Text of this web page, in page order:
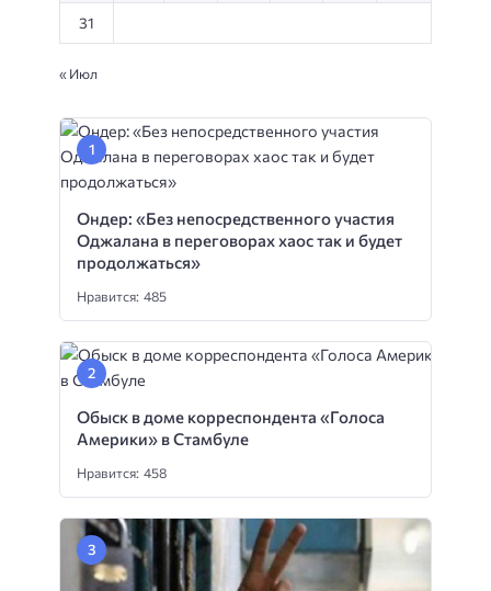
31
« Июл
Ондер: «Без непосредственного участия
Оджалана в переговорах хаос так и будет
продолжаться»
Нравится: 485
Обыск в доме корреспондента «Голоса
Америки» в Стамбуле
Нравится: 458